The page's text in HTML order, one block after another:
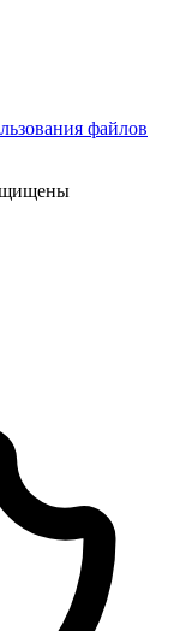
файлов